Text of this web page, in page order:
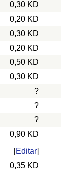
0,30 KD
0,20 KD
0,30 KD
0,20 KD
0,50 KD
0,30 KD
?
?
?
0,90 KD
[Editar]
0,35 KD